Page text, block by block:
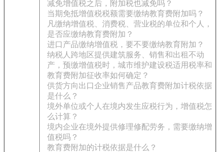
减免增值税之后，附加税也减免吗？
当期免抵增值税税额需要缴纳教育费附加吗？
凡缴纳增值税、消费税、营业税的单位和个人，
是否应缴纳教育费附加？
进口产品缴纳增值税，要不要缴纳教育附加？
纳税人跨地区提供建筑服务、销售和出租不动
产，预缴增值税时，城市维护建设税适用税率和
教育费附加征收率如何确定？
供货方向出口企业销售产品教育费附加计税依据
是什么？
境外单位或个人在境内发生应税行为，增值税怎
么计算？
境内企业在境外提供修理修配劳务，需要缴纳增
值税吗？
教育费附加的计税依据是什么？